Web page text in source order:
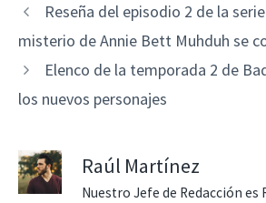
Reseña del episodio 2 de la
misterio de Annie Bett Muhduh se
Elenco de la temporada 2 de
los nuevos personajes
Raúl Martínez
Nuestro Jefe de Redacción es